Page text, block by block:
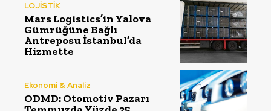
LOJİSTİK
Mars Logistics’in Yalova
Gümrüğüne Bağlı
Antreposu İstanbul’da
Hizmette
Ekonomi & Analiz
ODMD: Otomotiv Pazarı